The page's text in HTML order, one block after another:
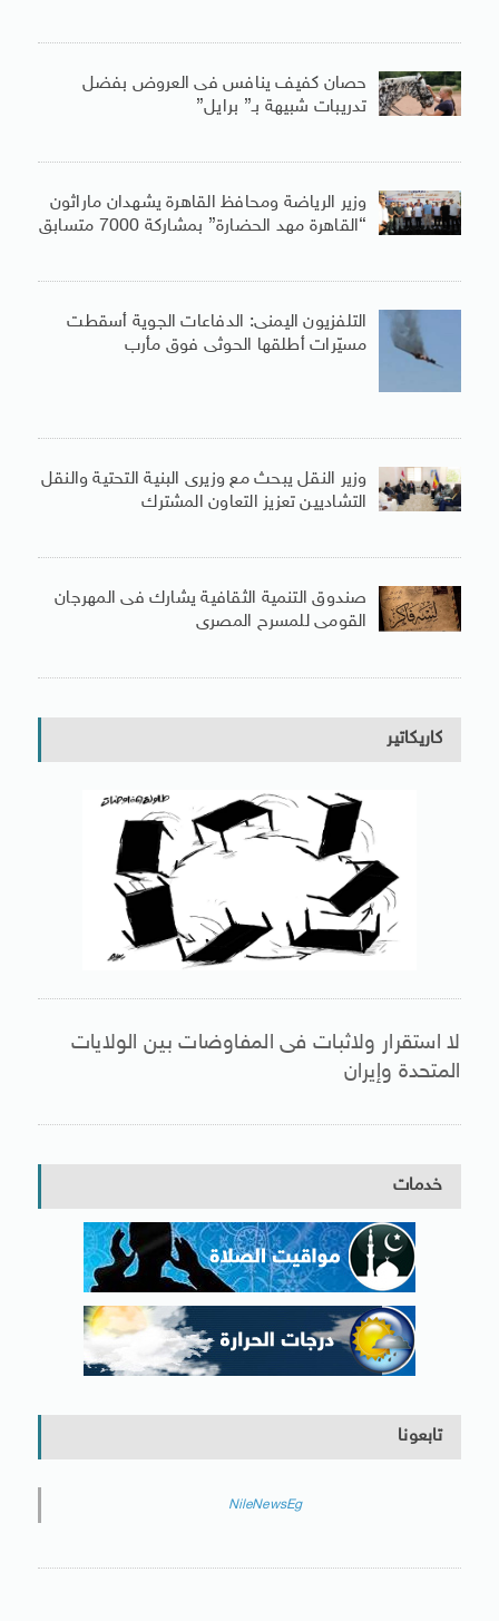
حصان كفيف ينافس فى العروض بفضل
تدريبات شبيهة بـ” برايل”
وزير الرياضة ومحافظ القاهرة يشهدان ماراثون
“القاهرة مهد الحضارة” بمشاركة 7000 متسابق
التلفزيون اليمنى: الدفاعات الجوية أسقطت
مسيّرات أطلقها الحوثى فوق مأرب
وزير النقل يبحث مع وزيرى البنية التحتية والنقل
التشاديين تعزيز التعاون المشترك
صندوق التنمية الثقافية يشارك فى المهرجان
القومى للمسرح المصرى
كاريكاتير
لا استقرار ولاثبات فى المفاوضات بين الولايات
المتحدة وإيران
خدمات
تابعونا
NileNewsEg